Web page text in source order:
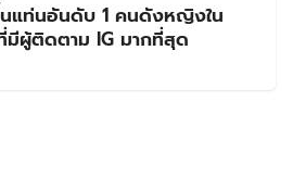
นแท่นอันดับ 1 คนดังหญิงใน
มีผู้ติดตาม IG มากที่สุด